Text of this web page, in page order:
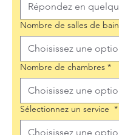
Nombre de salles de bain
Nombre de chambres *
Sélectionnez un service *